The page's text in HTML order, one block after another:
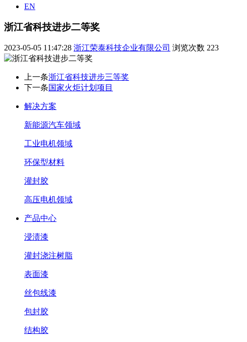
EN
浙江省科技进步二等奖
2023-05-05 11:47:28 浙江荣泰科技企业有限公司 浏览次数 223
上一条浙江省科技进步三等奖
下一条国家火炬计划项目
解决方案
新能源汽车领域
工业电机领域
环保型材料
灌封胶
高压电机领域
产品中心
浸渍漆
灌封浇注树脂
表面漆
丝包线漆
包封胶
结构胶